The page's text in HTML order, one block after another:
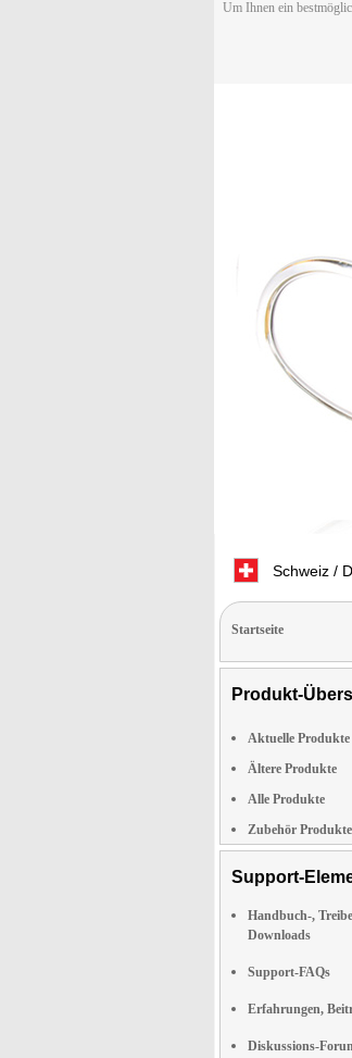
Um Ihnen ein
Schweiz /
Startseite
Produkt-
Aktuelle Produkte
Ältere Produkte
Alle Produkte
Zubehör Produkte
Support-
Handbuch-,
Downloads
Support-FAQs
Erfahrungen,
Diskussions-